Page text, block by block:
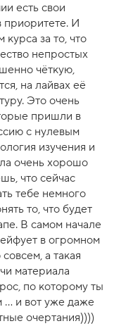
есть свои
приоритете. И
за то, что
непростых
чёткую,
на лайвах её
Это очень
пришли в
с нулевым
изучения и
очень хорошо
что сейчас
тебе немного
то, что будет
В самом начале
в огромном
а такая
материала
по которому ты
… и вот уже даже
очертания))))